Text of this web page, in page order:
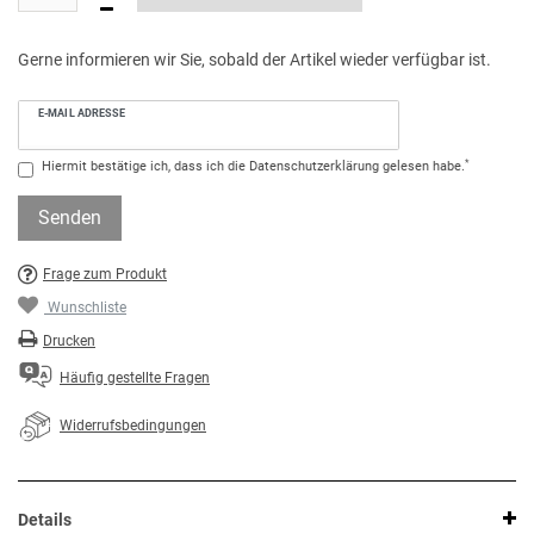
Gerne informieren wir Sie, sobald der Artikel wieder verfügbar ist.
E-MAIL ADRESSE
Hiermit bestätige ich, dass ich die Daten­schutz­erklärung gelesen habe.*
Senden
Frage zum Produkt
Wunschliste
Drucken
Häufig gestellte Fragen
Widerrufsbedingungen
Details